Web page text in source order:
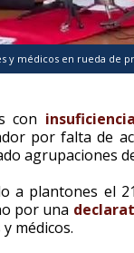
y médicos en rueda de
con
por falta de
agrupaciones
a plantones el
por una
médicos.